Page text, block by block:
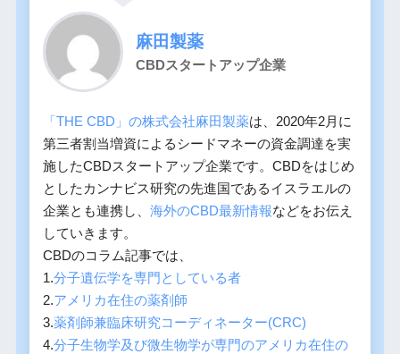
麻田製薬
CBDスタートアップ企業
「THE CBD」の株式会社麻田製薬は、2020年2月に
第三者割当増資によるシードマネーの資金調達を実
施したCBDスタートアップ企業です。CBDをはじめ
としたカンナビス研究の先進国であるイスラエルの
企業とも連携し、 海外のCBD最新情報などをお伝え
していきます。
CBDのコラム記事では、
1.分子遺伝学を専門としている者
2.アメリカ在住の薬剤師
3.薬剤師兼臨床研究コーディネーター(CRC)
4.分子生物学及び微生物学が専門のアメリカ在住の